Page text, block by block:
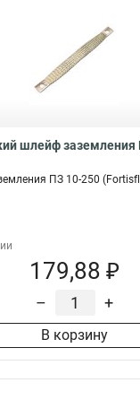
шлейф заземления
ПЗ 10-250
179,88 ₽
– +
В корзину